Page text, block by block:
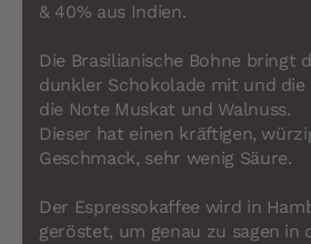
& 40% aus Indien.
Die Brasilianische Bohne bringt
dunkler Schokolade mit und die
die Note Muskat und Walnuss.
Dieser hat einen kräftigen,
Geschmack, sehr wenig Säure.
Der Espressokaffee wird in
geröstet, um genau zu sagen in